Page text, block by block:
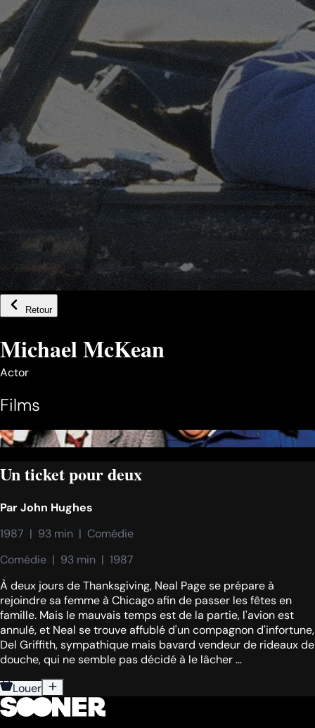
Retour
Michael McKean
Actor
Films
Un ticket pour deux
ParJohn Hughes
1987  |  93 min  |  Comédie
Comédie  |  93 min  |  1987
À deux jours de Thanksgiving, Neal Page se prépare à
rejoindre sa femme à Chicago afin de passer les fêtes en
famille. Mais le mauvais temps est de la partie, l'avion est
annulé, et Neal se trouve affublé d'un compagnon d'infortune,
Del Griffith, sympathique mais bavard vendeur de rideaux de
douche, qui ne semble pas décidé à le lâcher ...
Louer